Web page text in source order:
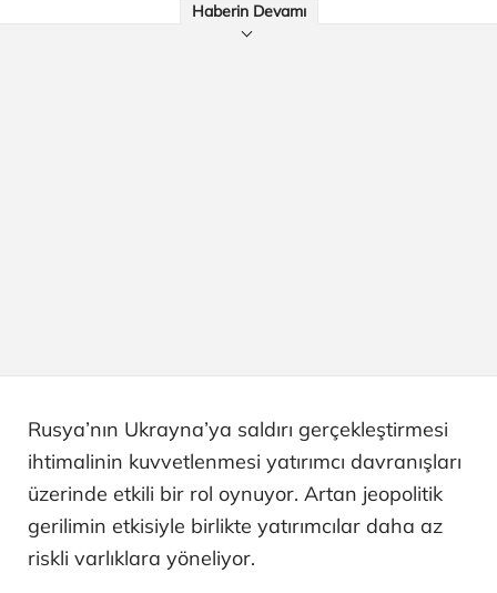
Haberin Devamı
Rusya’nın Ukrayna’ya saldırı gerçekleştirmesi
ihtimalinin kuvvetlenmesi yatırımcı davranışları
üzerinde etkili bir rol oynuyor. Artan jeopolitik
gerilimin etkisiyle birlikte yatırımcılar daha az
riskli varlıklara yöneliyor.